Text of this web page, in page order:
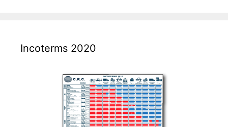
Incoterms 2020